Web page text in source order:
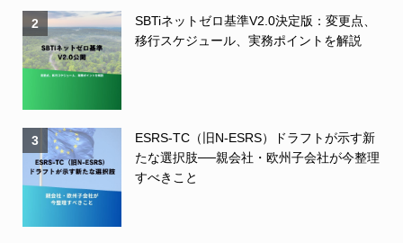
2
SBTiネットゼロ基準V2.0決定版：変更点、
移行スケジュール、実務ポイントを解説
3
ESRS-TC（旧N-ESRS）ドラフトが示す新
たな選択肢──親会社・欧州子会社が今整理
すべきこと